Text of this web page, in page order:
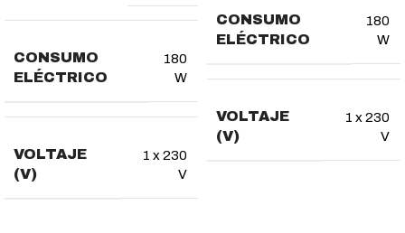
CONSUMO
ELÉCTRICO
180
W
VOLTAJE
(V)
1 x 230
V
CONSUMO
ELÉCTRICO
180
W
VOLTAJE
(V)
1 x 230
V